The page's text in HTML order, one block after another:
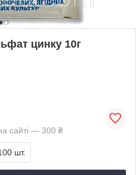
цинку 10г
сайті — 300 ₴
шт.